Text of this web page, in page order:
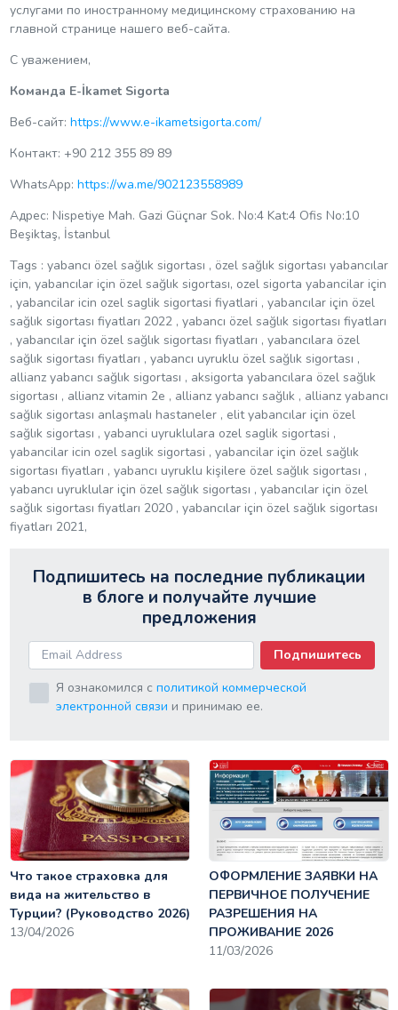
услугами по иностранному медицинскому страхованию на
главной странице нашего веб-сайта.
С уважением,
Команда E-İkamet Sigorta
Веб-сайт: https://www.e-ikametsigorta.com/
Контакт: +90 212 355 89 89
WhatsApp: https://wa.me/902123558989
Адрес: Nispetiye Mah. Gazi Güçnar Sok. No:4 Kat:4 Ofis No:10
Beşiktaş, İstanbul
Tags : yabancı özel sağlık sigortası , özel sağlık sigortası yabancılar
için, yabancılar için özel sağlık sigortası, ozel sigorta yabancilar için
, yabancilar icin ozel saglik sigortasi fiyatlari , yabancılar için özel
sağlık sigortası fiyatları 2022 , yabancı özel sağlık sigortası fiyatları
, yabancılar için özel sağlık sigortası fiyatları , yabancılara özel
sağlık sigortası fiyatları , yabancı uyruklu özel sağlık sigortası ,
allianz yabancı sağlık sigortası , aksigorta yabancılara özel sağlık
sigortası , allianz vitamin 2e , allianz yabancı sağlık , allianz yabancı
sağlık sigortası anlaşmalı hastaneler , elit yabancılar için özel
sağlık sigortası , yabanci uyruklulara ozel saglik sigortasi ,
yabancilar icin ozel saglik sigortasi , yabancilar için özel sağlık
sigortası fiyatları , yabancı uyruklu kişilere özel sağlık sigortası ,
yabancı uyruklular için özel sağlık sigortası , yabancılar için özel
sağlık sigortası fiyatları 2020 , yabancılar için özel sağlık sigortası
fiyatları 2021,
Подпишитесь на последние публикации
в блоге и получайте лучшие
предложения
Подпишитесь
Я ознакомился с политикой коммерческой
электронной связи и принимаю ее.
Что такое страховка для
вида на жительство в
Турции? (Руководство 2026)
13/04/2026
ОФОРМЛЕНИЕ ЗАЯВКИ НА
ПЕРВИЧНОЕ ПОЛУЧЕНИЕ
РАЗРЕШЕНИЯ НА
ПРОЖИВАНИЕ 2026
11/03/2026